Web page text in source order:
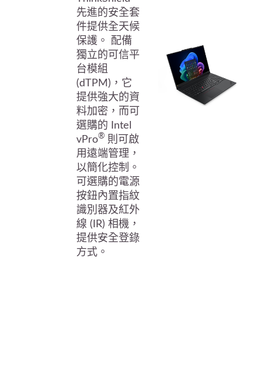
先進的安全套
件提供全天候
保護。 配備
獨立的可信平
台模組
(dTPM)，它
提供強大的資
料加密，而可
選購的 Intel
vPro® 則可啟
用遠端管理，
以簡化控制。
可選購的電源
按鈕內置指紋
識別器及紅外
線 (IR) 相機，
提供安全登錄
方式。